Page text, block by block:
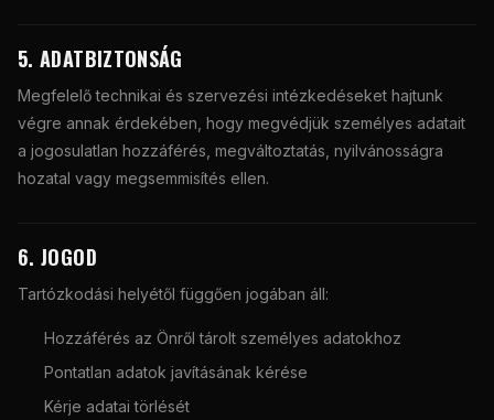
5. ADATBIZTONSÁG
Megfelelő technikai és szervezési intézkedéseket hajtunk
végre annak érdekében, hogy megvédjük személyes adatait
a jogosulatlan hozzáférés, megváltoztatás, nyilvánosságra
hozatal vagy megsemmisítés ellen.
6. JOGOD
Tartózkodási helyétől függően jogában áll:
Hozzáférés az Önről tárolt személyes adatokhoz
Pontatlan adatok javításának kérése
Kérje adatai törlését